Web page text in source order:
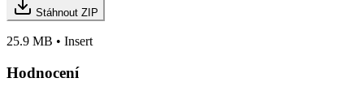
Stáhnout ZIP
25.9 MB • Insert
Hodnocení